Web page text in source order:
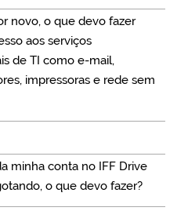
novo, o que devo fazer
aos serviços
de TI como e-mail,
impressoras e rede sem
minha conta no IFF Drive
o que devo fazer?